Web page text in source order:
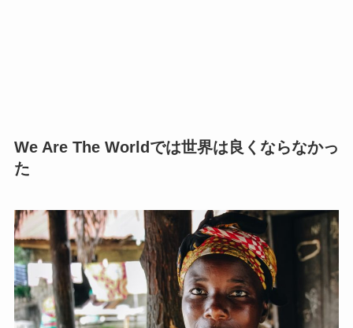
We Are The Worldでは世界は良くならなかっ
た